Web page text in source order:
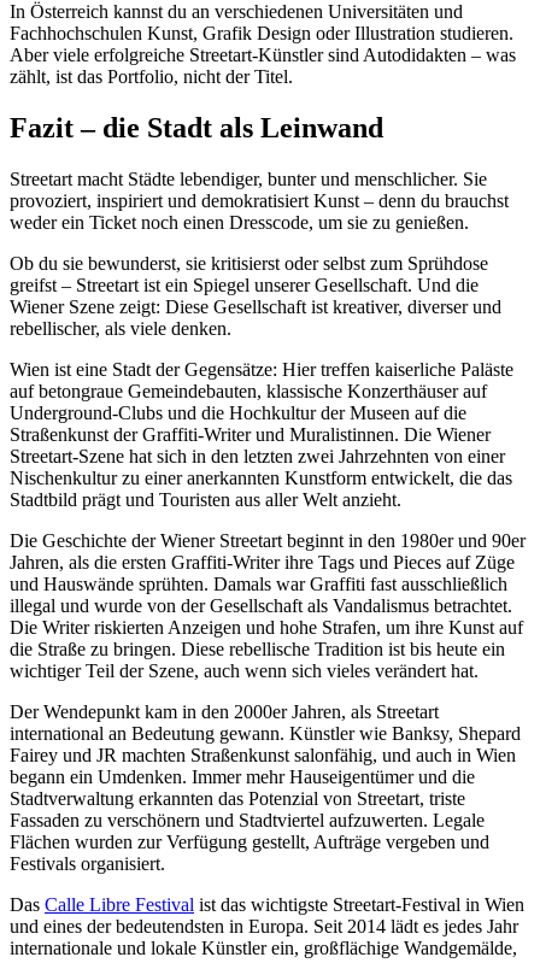
In Österreich kannst du an verschiedenen Universitäten und
Fachhochschulen Kunst, Grafik Design oder Illustration studieren.
Aber viele erfolgreiche Streetart-Künstler sind Autodidakten – was
zählt, ist das Portfolio, nicht der Titel.
Fazit – die Stadt als Leinwand
Streetart macht Städte lebendiger, bunter und menschlicher. Sie
provoziert, inspiriert und demokratisiert Kunst – denn du brauchst
weder ein Ticket noch einen Dresscode, um sie zu genießen.
Ob du sie bewunderst, sie kritisierst oder selbst zum Sprühdose
greifst – Streetart ist ein Spiegel unserer Gesellschaft. Und die
Wiener Szene zeigt: Diese Gesellschaft ist kreativer, diverser und
rebellischer, als viele denken.
Wien ist eine Stadt der Gegensätze: Hier treffen kaiserliche Paläste
auf betongraue Gemeindebauten, klassische Konzerthäuser auf
Underground-Clubs und die Hochkultur der Museen auf die
Straßenkunst der Graffiti-Writer und Muralistinnen. Die Wiener
Streetart-Szene hat sich in den letzten zwei Jahrzehnten von einer
Nischenkultur zu einer anerkannten Kunstform entwickelt, die das
Stadtbild prägt und Touristen aus aller Welt anzieht.
Die Geschichte der Wiener Streetart beginnt in den 1980er und 90er
Jahren, als die ersten Graffiti-Writer ihre Tags und Pieces auf Züge
und Hauswände sprühten. Damals war Graffiti fast ausschließlich
illegal und wurde von der Gesellschaft als Vandalismus betrachtet.
Die Writer riskierten Anzeigen und hohe Strafen, um ihre Kunst auf
die Straße zu bringen. Diese rebellische Tradition ist bis heute ein
wichtiger Teil der Szene, auch wenn sich vieles verändert hat.
Der Wendepunkt kam in den 2000er Jahren, als Streetart
international an Bedeutung gewann. Künstler wie Banksy, Shepard
Fairey und JR machten Straßenkunst salonfähig, und auch in Wien
begann ein Umdenken. Immer mehr Hauseigentümer und die
Stadtverwaltung erkannten das Potenzial von Streetart, triste
Fassaden zu verschönern und Stadtviertel aufzuwerten. Legale
Flächen wurden zur Verfügung gestellt, Aufträge vergeben und
Festivals organisiert.
Das Calle Libre Festival ist das wichtigste Streetart-Festival in Wien
und eines der bedeutendsten in Europa. Seit 2014 lädt es jedes Jahr
internationale und lokale Künstler ein, großflächige Wandgemälde,